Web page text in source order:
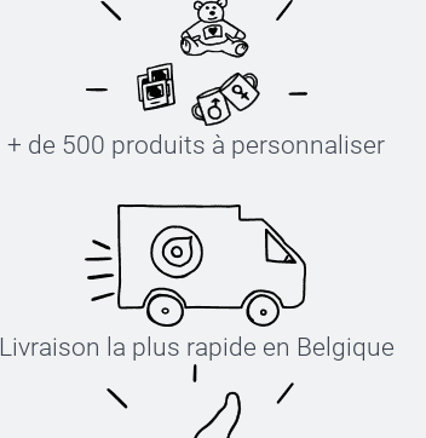
+ de 500 produits à personnaliser
Livraison la plus rapide en Belgique